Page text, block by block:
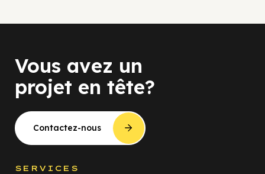
Vous avez un
projet en tête?
Contactez-nous
SERVICES